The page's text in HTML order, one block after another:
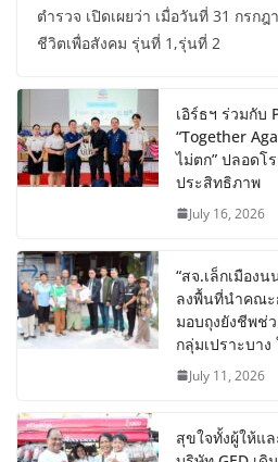
ตำรวจ เปิดเผยว่า เมื่อวันที่ 31 กรก
ชีวิตเพื่อสังคม รุ่นที่ 1,รุ่นที่ 2
เอิร์ธฯ ร่วมกับ
“Together
ไม่ตก” ปลอดโ
ประสิทธิภาพ
July 16, 2026
“สจ.เล็กเมือง
ลงพื้นที่นำคณะ
มอบถุงยังชีพช่
กลุ่มเปราะบา
July 11, 2026
สุขใจทั้งผู้ให้แ